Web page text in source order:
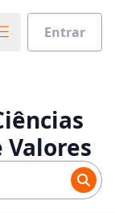
Entrar
Valores